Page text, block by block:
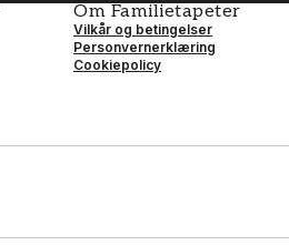
Om Familietapeter
Vilkår og betingelser
Personvernerklæring
Cookiepolicy